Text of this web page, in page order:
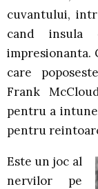
cuvantului,
cand insula
care
Frank
pentru a
pentru
Este un joc al
nervilor pe